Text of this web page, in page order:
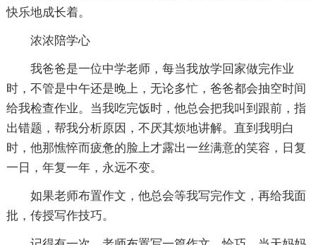
快乐地成长着。
浓浓陪学心
我爸爸是一位中学老师，每当我放学回家做完作业
时，不管是中午还是晚上，无论多忙，爸爸都会抽空时间
给我检查作业。当我吃完饭时，他总会把我叫到跟前，指
出错题，帮我分析原因，不厌其烦地讲解。直到我明白
时，他那憔悴而疲惫的脸上才露出一丝满意的笑容，日复
一日，年复一年，永远不变。
如果老师布置作文，他总会等我写完作文，再给我面
批，传授写作技巧。